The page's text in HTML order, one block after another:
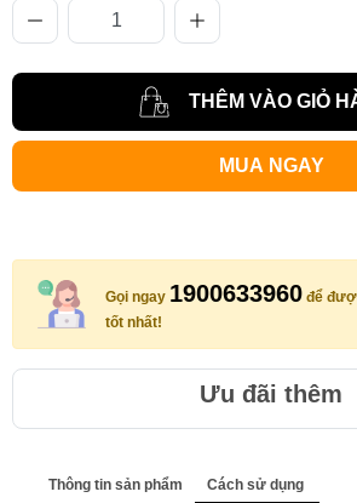
THÊM VÀO GIỎ
MUA NGAY
Gọi ngay 1900633960 để
tốt nhất!
Ưu đãi thêm
Thông tin sản phẩm Cách sử dụng